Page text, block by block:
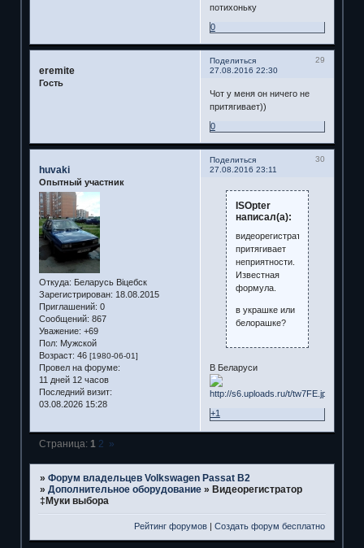
потихоньку
0
Поделиться
29
27.08.2016 22:30
eremite
Гость
Чот у меня он ничего не
притягивает))
0
Поделиться
30
27.08.2016 23:11
huvaki
Опытный участник
Откуда: Беларусь Віцебск
Зарегистрирован: 18.08.2015
Приглашений: 0
Сообщений: 867
Уважение: +69
Пол: Мужской
Возраст: 46 [1980-06-01]
Провел на форуме:
11 дней 12 часов
Последний визит:
03.08.2026 15:28
ISOpter
написал(а):
видеорегистратор
притягивает
неприятности.
Известная
формула.
в украшке или
белорашке?
В Беларуси
+1
Страница: 1 2 »
» Форум владельцев Volkswagen Passat B2
» Дополнительное оборудование » Видеорегистратор
‡Муки выбора
Рейтинг форумов |Создать форум бесплатно